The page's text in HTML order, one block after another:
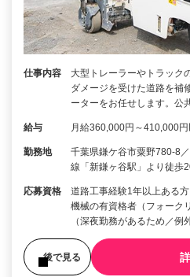
仕事内容
大型トレーラーやトラック
ダメージを受けた道路を補
ーターをお任せします。
給与 月給360,000円～410,000
勤務地
千葉県鎌ケ谷市粟野780-8
線「新鎌ヶ谷駅」より徒歩
応募資格
道路工事経験1年以上ある
機械の有資格者（フォーク
（深夜勤務があるため／
後で見る